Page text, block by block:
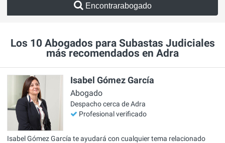
Encontrarabogado
Los 10 Abogados para Subastas Judiciales
más recomendados en Adra
Isabel Gómez García
Abogado
Despacho cerca de Adra
Profesional verificado
Isabel Gómez García te ayudará con cualquier tema relacionado